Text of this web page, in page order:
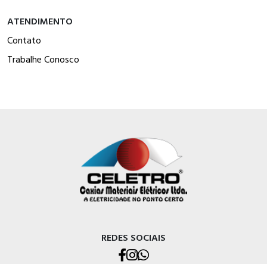
ATENDIMENTO
Contato
Trabalhe Conosco
REDES SOCIAIS